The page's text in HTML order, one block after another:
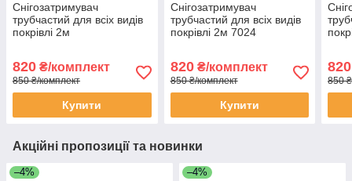
Снігозатримувач
трубчастий для всіх видів
покрівлі 2м
820 ₴/комплект
850 ₴/комплект
Купити
Снігозатримувач
трубчастий для всіх видів
покрівлі 2м 7024
820₴/комплект
850 ₴/комплект
Купити
820
850
Акційні пропозиції та новинки
–4% –4%